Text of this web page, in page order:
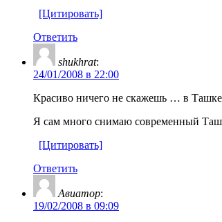
[Цитировать]
Ответить
shukhrat:
24/01/2008 в 22:00
Красиво ничего не скажешь … в
Я сам много снимаю современный
[Цитировать]
Ответить
Авиaтор:
19/02/2008 в 09:09